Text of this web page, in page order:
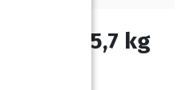
Can 5,7 kg